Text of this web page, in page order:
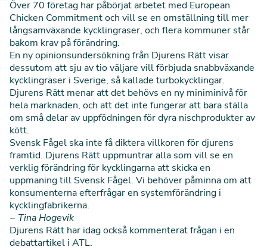
Över 70 företag har påbörjat arbetet med European
Chicken Commitmentoch vill se en omställning till mer
långsamväxande kycklingraser, och flera kommuner står
bakom krav på förändring.
En ny opinionsundersökning från Djurens Rätt visar
dessutom att sju av tio väljare vill förbjuda snabbväxande
kycklingraser i Sverige, så kallade turbokycklingar.
Djurens Rätt menar att det behövs en ny miniminivå för
hela marknaden, och att det inte fungerar att bara ställa
om små delar av uppfödningen för dyra nischprodukter av
kött.
Svensk Fågel ska inte få diktera villkoren för djurens
framtid. Djurens Rätt uppmuntrar alla som vill se en
verklig förändring för kycklingarna att skicka en
uppmaning till Svensk Fågel. Vi behöver påminna om att
konsumenterna efterfrågar en systemförändring i
kycklingfabrikerna.
− Tina Hogevik
Djurens Rätt har idag också kommenterat frågan i en
debattartikel i ATL.